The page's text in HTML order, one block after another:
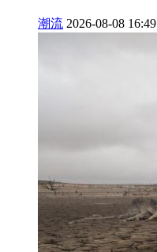
潮流 2026-08-08 16:49